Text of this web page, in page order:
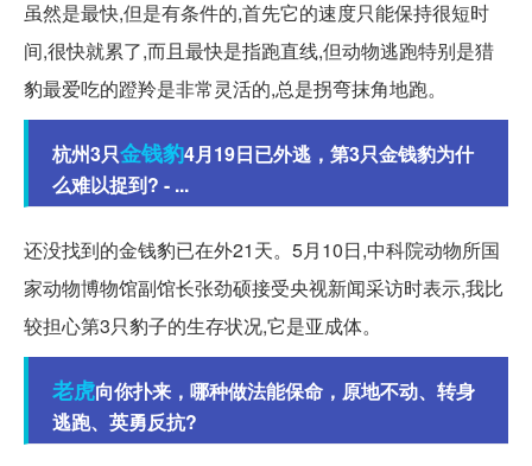
虽然是最快,但是有条件的,首先它的速度只能保持很短时
间,很快就累了,而且最快是指跑直线,但动物逃跑特别是猎
豹最爱吃的蹬羚是非常灵活的,总是拐弯抹角地跑。
杭州3只金钱豹4月19日已外逃，第3只金钱豹为什
么难以捉到? - ...
还没找到的金钱豹已在外21天。5月10日,中科院动物所国
家动物博物馆副馆长张劲硕接受央视新闻采访时表示,我比
较担心第3只豹子的生存状况,它是亚成体。
老虎向你扑来，哪种做法能保命，原地不动、转身
逃跑、英勇反抗?